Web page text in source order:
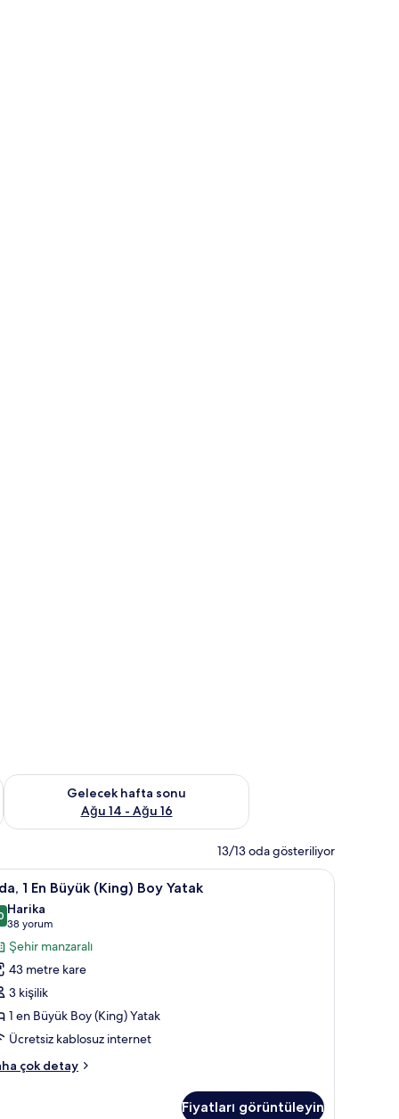
7 - Ağu 9
Gelecek hafta sonu
Ağu 14 - Ağu 16
Önümüzdeki hafta sonu için müsaitliği kontrol et Ağu 14 -
13/13 oda gösteriliyor
saç kurutma makinesi, bornoz, terlikKaliteli yatak takımı, minibar, odada kasa,
11 1 En Büyük (King) Boy Yatak
/ 10
Harika
38 yorum
(38
yorum)
Şehir manzaralı
43 metre kare
3 kişilik
1 en Büyük Boy (King) Yatak
Ücretsiz kablosuz internet
çok detay
Fiyatları görüntüleyin